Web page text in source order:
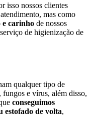
isso nossos clientes
mas como
e carinho de nossos
de higienização de
qualquer tipo de
fungos e vírus, além disso,
conseguimos
estofado de volta,